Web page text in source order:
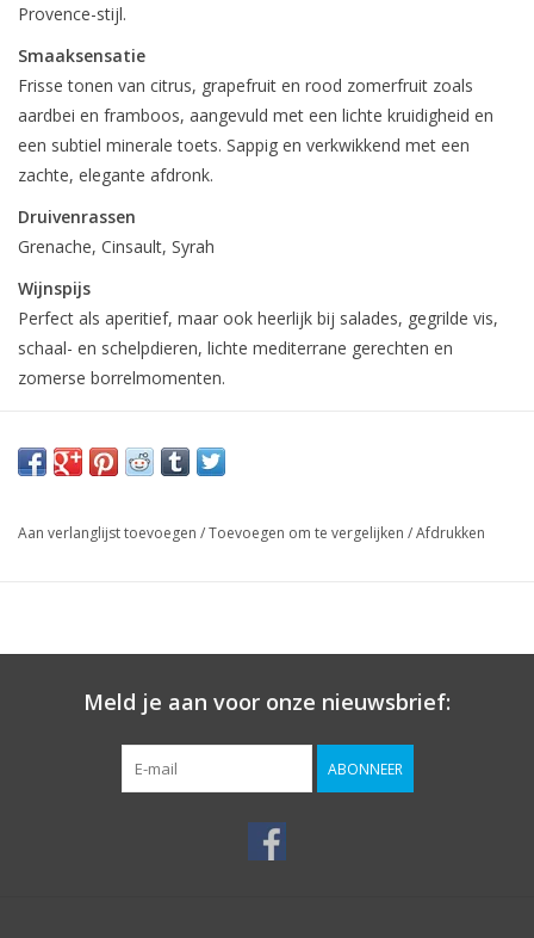
Provence-stijl.
Smaaksensatie
Frisse tonen van citrus, grapefruit en rood zomerfruit zoals
aardbei en framboos, aangevuld met een lichte kruidigheid en
een subtiel minerale toets. Sappig en verkwikkend met een
zachte, elegante afdronk.
Druivenrassen
Grenache, Cinsault, Syrah
Wijnspijs
Perfect als aperitief, maar ook heerlijk bij salades, gegrilde vis,
schaal- en schelpdieren, lichte mediterrane gerechten en
zomerse borrelmomenten.
Aan verlanglijst toevoegen /Toevoegen om te vergelijken /Afdrukken
Meld je aan voor onze nieuwsbrief:
ABONNEER